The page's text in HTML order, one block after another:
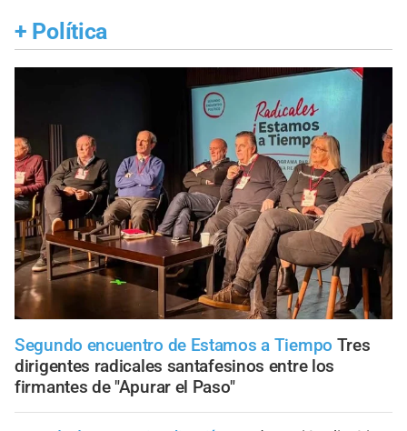
+ Política
Segundo encuentro de Estamos a Tiempo Tres
dirigentes radicales santafesinos entre los
firmantes de "Apurar el Paso"